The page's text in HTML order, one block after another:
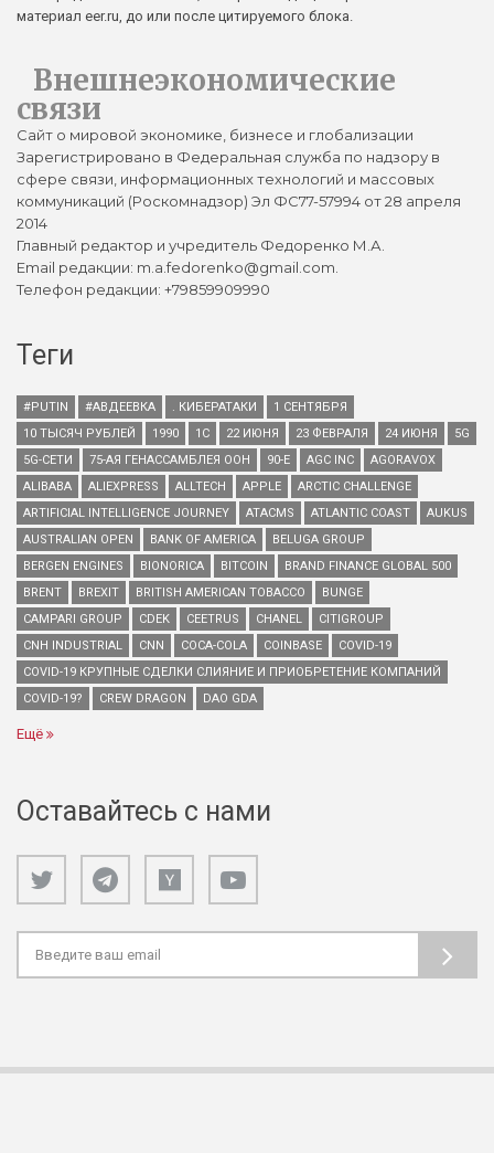
материал eer.ru, до или после цитируемого блока.
Внешнеэкономические
связи
Сайт о мировой экономике, бизнесе и глобализации
Зарегистрировано в Федеральная служба по надзору в
сфере связи, информационных технологий и массовых
коммуникаций (Роскомнадзор) Эл ФС77-57994 от 28 апреля
2014
Главный редактор и учредитель Федоренко М.А.
Email редакции: m.a.fedorenko@gmail.com.
Телефон редакции: +79859909990
Теги
#PUTIN #АВДЕЕВКА . КИБЕРАТАКИ
1 СЕНТЯБРЯ
10 ТЫСЯЧ РУБЛЕЙ
1990 1С 22 ИЮНЯ 23 ФЕВРАЛЯ 24 ИЮНЯ
5G
5G-СЕТИ
75-АЯ ГЕНАССАМБЛЕЯ ООН 90-Е AGC INC
AGORAVOX
ALIBABA
ALIEXPRESS ALLTECH APPLE
ARCTIC CHALLENGE
ARTIFICIAL INTELLIGENCE JOURNEY
ATACMS ATLANTIC COAST
AUKUS
AUSTRALIAN OPEN
BANK OF AMERICA
BELUGA GROUP
BERGEN ENGINES
BIONORICA BITCOIN
BRAND FINANCE GLOBAL 500
BRENT
BREXIT BRITISH AMERICAN TOBACCO
BUNGE
CAMPARI GROUP
CDEK CEETRUS CHANEL
CITIGROUP
CNH INDUSTRIAL
CNN COCA-COLA COINBASE
COVID-19
COVID-19 КРУПНЫЕ СДЕЛКИ СЛИЯНИЕ И ПРИОБРЕТЕНИЕ КОМПАНИЙ
COVID-19?
CREW DRAGON DAO GDA
Ещё
Оставайтесь с нами